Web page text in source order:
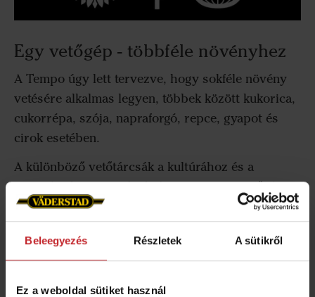
Beleegyezés Részletek A sütikről
Ez a weboldal sütiket használ
Egy vetőgép - többféle növényhez
A Tempo úgy lett tervezve, hogy sokféle növény
vetésére alkalmas legyen, többek között kukorica,
cukorrépa, szója, napraforgó, repce, gyapot és
cirok esetében.
A különböző vetőtárcsák a kultúrához és a
magmérethez igazodnak, így ugyanaz a vetőgép a
szezon során többféle növényhez is hatékonyan
használható.